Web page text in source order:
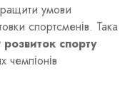
умови
спортсменів. Така
розвиток спорту
чемпіонів